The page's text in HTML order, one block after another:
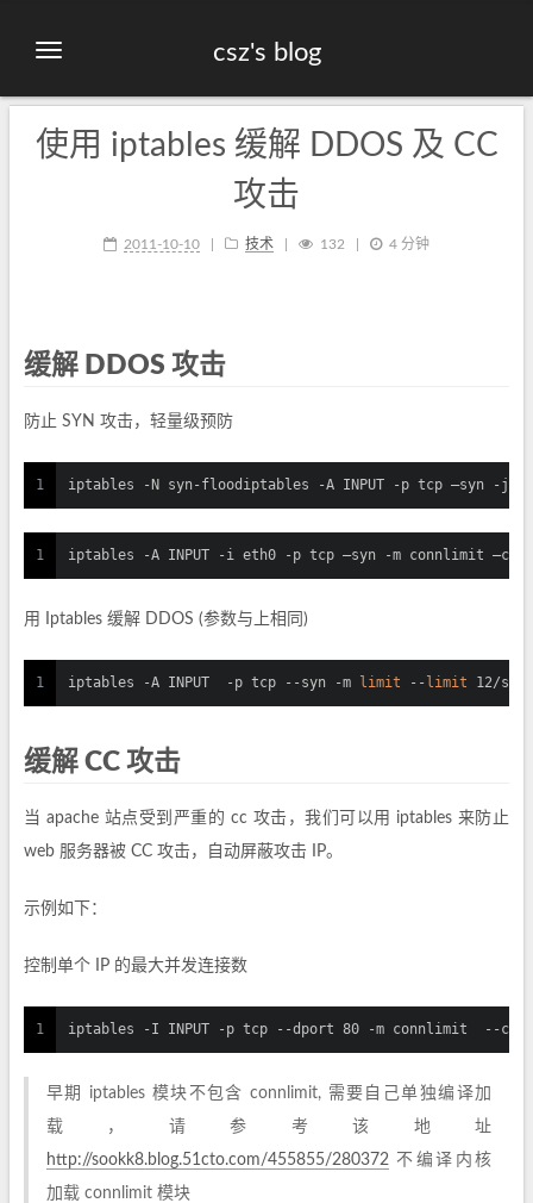
csz's blog
使用 iptables 缓解 DDOS 及 CC
攻击
2011-10-10 技术 132 4 分钟
缓解 DDOS 攻击
防止 SYN 攻击，轻量级预防
1 iptables -N syn-floodiptables -A INPUT -p tcp –syn -j
1 iptables -A INPUT -i eth0 -p tcp –syn -m connlimit
用 Iptables 缓解 DDOS (参数与上相同)
1 iptables -A INPUT  -p tcp --syn -m limit -- limit 12/s --
缓解 CC 攻击
当 apache 站点受到严重的 cc 攻击，我们可以用 iptables 来防止
web 服务器被 CC 攻击，自动屏蔽攻击 IP。
示例如下：
控制单个 IP 的最大并发连接数
1 iptables -I INPUT -p tcp --dport 80 -m connlimit  --
早期 iptables 模块不包含 connlimit, 需要自己单独编译加
载，请参考该地址
http://sookk8.blog.51cto.com/455855/280372 不编译内核
加载 connlimit 模块